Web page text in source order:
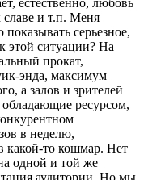
естественно, любовь
и т.п. Меня
серьезное,
этой ситуации? На
прокат,
энда, максимум
а залов и зрителей
ресурсом,
в неделю,
какой-то кошмар. Нет
одной и той же